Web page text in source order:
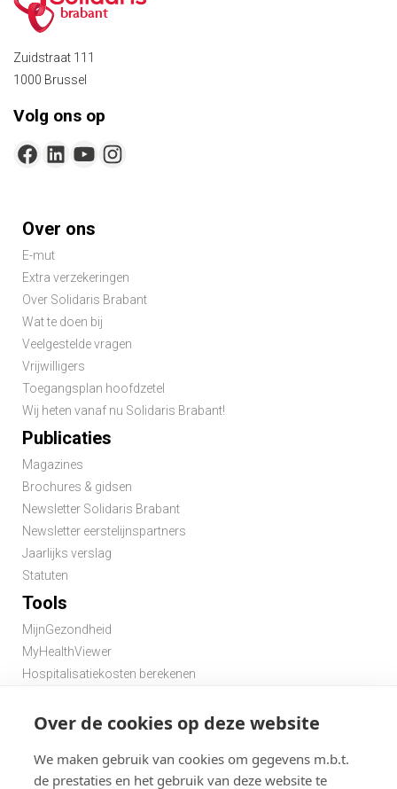
Over de cookies op deze website
We maken gebruik van cookies om gegevens m.b.t.
de prestaties en het gebruik van deze website te
brabant
Zuidstraat 111
1000 Brussel
Volg ons op
Footer-
menu
Over ons
E-mut
Extra verzekeringen
Over Solidaris Brabant
Wat te doen bij
Veelgestelde vragen
Vrijwilligers
Toegangsplan hoofdzetel
Wij heten vanaf nu Solidaris Brabant!
Publicaties
Magazines
Brochures & gidsen
Newsletter Solidaris Brabant
Newsletter eerstelijnspartners
Jaarlijks verslag
Statuten
Tools
MijnGezondheid
MyHealthViewer
Hospitalisatiekosten berekenen
Zoek een apotheek in de buurt